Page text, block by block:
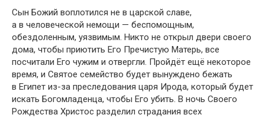
Сын Божий воплотился не в царской славе,
а в человеческой немощи — беспомощным,
обездоленным, уязвимым. Никто не открыл двери своего
дома, чтобы приютить Его Пречистую Матерь, все
посчитали Его чужим и отвергли. Пройдёт ещё некоторое
время, и Святое семейство будет вынуждено бежать
в Египет из-за преследования царя Ирода, который будет
искать Богомладенца, чтобы Его убить. В ночь Своего
Рождества Христос разделил страдания всех